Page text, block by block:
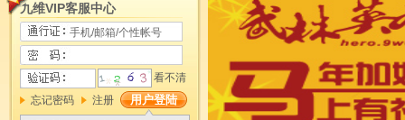
九维VIP客服中心
看不清
忘记密码
注册